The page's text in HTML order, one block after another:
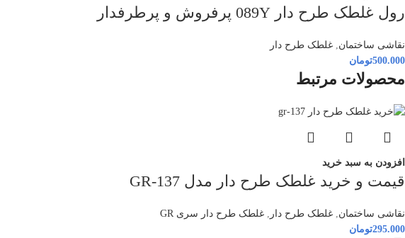
رول غلطک طرح دار 089Y پرفروش و پرطرفدار
نقاشی ساختمان غلطک طرح دار
500.000تومان
محصولات مرتبط
افزودن به سبد خرید
قیمت و خرید غلطک طرح دار مدل GR-137
نقاشی ساختمان, غلطک طرح دار , غلطک طرح دار سری GR
295.000تومان